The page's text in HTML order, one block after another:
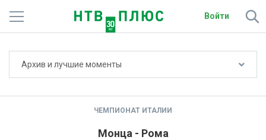
Войти
Архив и лучшие моменты
ЧЕМПИОНАТ ИТАЛИИ
Монца - Рома